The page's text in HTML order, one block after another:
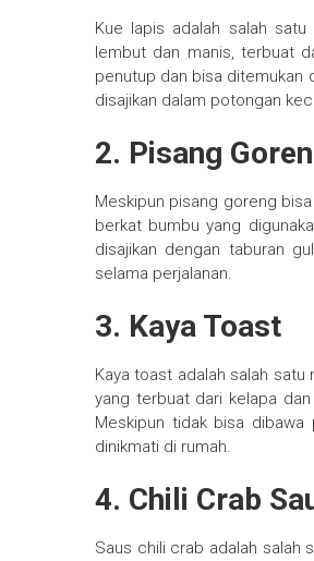
Kue lapis adalah salah
lembut dan manis, terbuat
penutup dan bisa ditemukan
disajikan dalam potongan
2. Pisang
Meskipun pisang goreng
berkat bumbu yang
disajikan dengan taburan
selama perjalanan.
3. Kaya Toast
Kaya toast adalah salah satu
yang terbuat dari kelapa
Meskipun tidak bisa
dinikmati di rumah.
4. Chili Crab
Saus chili crab adalah salah